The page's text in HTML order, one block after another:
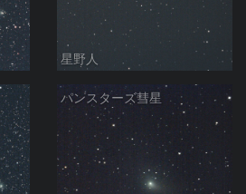
星野人
パンスターズ彗星